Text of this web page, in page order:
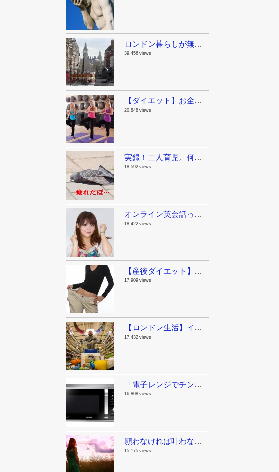
ロンドン暮らしが無駄に長い私が教えるロンドン観光スポット！まとめのまとめ
39,456 views
【ダイエット】お金をかけないで痩せる方法。ジリアン・マイケルズの無料動画で自宅をジムにしちゃおう！
20,848 views
実録！二人育児。何でも一人で抱え込んじゃダメって話。
18,592 views
オンライン英会話って実際どうよ？英語が苦手だった私が1年半毎日レアジョブを続けた結果。
18,422 views
【産後ダイエット】ジムに行く時間がないママへ。私が産後に実践した運動と食事。
17,909 views
【ロンドン生活】イギリスの物価ってどんなもん？今日スーパーで買った物。
17,432 views
「電子レンジでチンする」は英語でなんて言うの？意外な単語が動詞になる話。
16,808 views
願わなければ叶わない！やりたいことリスト100を作ってみたよ。
15,175 views